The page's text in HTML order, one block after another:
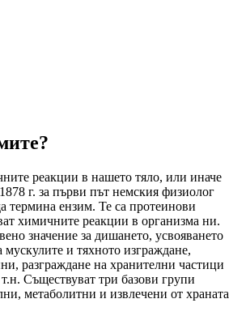
реакции в нашето тяло, или иначе
г. за първи път немския физиолог
ензим. Те са протеинови
химичните реакции в организма ни.
значение за дишането, усвояването
мускулите и тяхното изграждане,
разграждане на хранителни частици
Съществуват три базови групи
метаболитни и извлечени от